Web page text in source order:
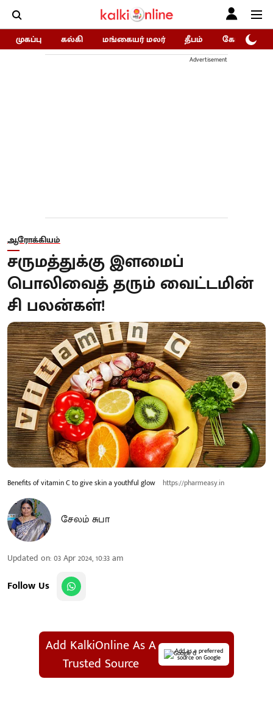
முகப்பு கல்கி மங்கையர் மலர் தீபம் கோகுலம்/
Advertisement
ஆரோக்கியம்
சருமத்துக்கு இளமைப்
பொலிவைத் தரும் வைட்டமின்
சி பலன்கள்!
Benefits of vitamin C to give skin a youthful glow https://pharmeasy.in
சேலம் சுபா
Updated on:03 Apr 2024, 10:33 am
Follow Us
Add KalkiOnline As A
Trusted Source
Add as a preferred
source on Google